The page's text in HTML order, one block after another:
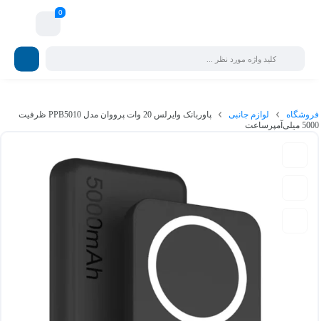
0
فروشگاه لوازم جانبی
پاوربانک وایرلس 20 وات پرووان مدل PPB5010 ظرفیت
5000 میلی‌آمپرساعت